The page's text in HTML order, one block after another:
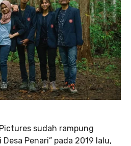
sudah rampung
Desa Penari” pada 2019 lalu,